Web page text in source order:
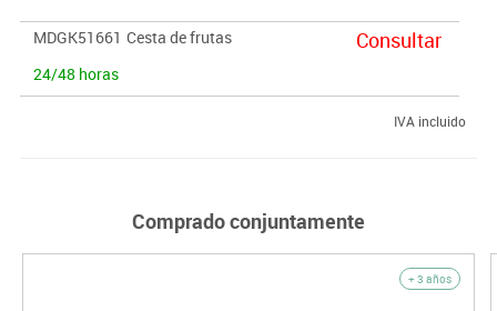
MDGK51661 Cesta de frutas
24/48 horas
Consultar
IVA incluido
Comprado conjuntamente
+ 3 años